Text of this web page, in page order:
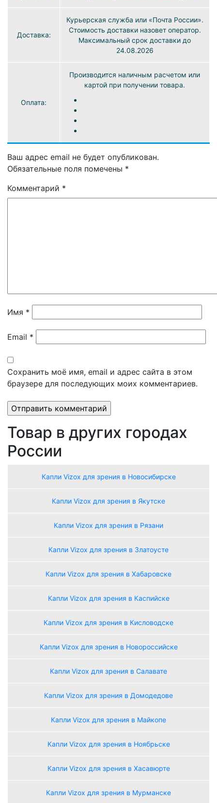
Доставка:
Курьерская служба или «Почта России».
Стоимость доставки назовет оператор.
Максимальный срок доставки до
24.08.2026
Оплата:
Производится наличным расчетом или
картой при получении товара.
Ваш адрес email не будет опубликован.
Обязательные поля помечены *
Комментарий *
Имя *
Email *
Сохранить моё имя, email и адрес сайта в этом
браузере для последующих моих комментариев.
Товар в других городах
России
Капли Vizox для зрения в Новосибирске
Капли Vizox для зрения в Якутске
Капли Vizox для зрения в Рязани
Капли Vizox для зрения в Златоусте
Капли Vizox для зрения в Хабаровске
Капли Vizox для зрения в Каспийске
Капли Vizox для зрения в Кисловодске
Капли Vizox для зрения в Новороссийске
Капли Vizox для зрения в Салавате
Капли Vizox для зрения в Домодедове
Капли Vizox для зрения в Майкопе
Капли Vizox для зрения в Ноябрьске
Капли Vizox для зрения в Хасавюрте
Капли Vizox для зрения в Мурманске